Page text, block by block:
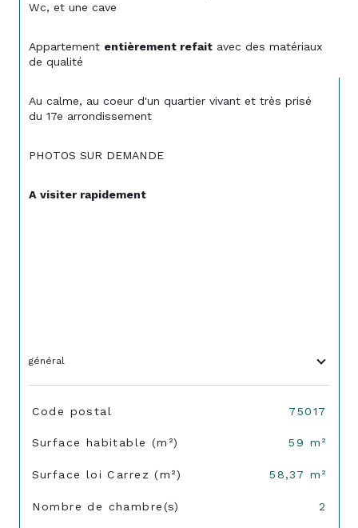
Wc, et une cave
Appartement entièrement refait avec des matériaux
de qualité
Au calme, au coeur d'un quartier vivant et très prisé
du 17e arrondissement
PHOTOS SUR DEMANDE
A visiter rapidement
général
TRAD_SIROCCO_Caracteristique
Code postal 75017
Surface habitable (m²) 59 m²
Surface loi Carrez (m²) 58,37 m²
Nombre de chambre(s) 2